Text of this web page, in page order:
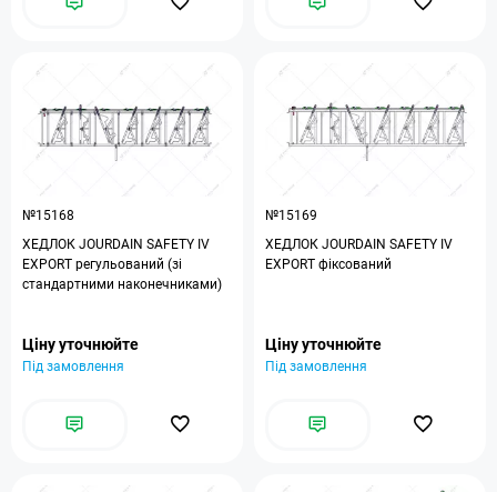
№15168
ХЕДЛОК JOURDAIN SAFETY IV
EXPORT регульований (зі
стандартними наконечниками)
Ціну уточнюйте
Під замовлення
№15169
ХЕДЛОК JOURDAIN SAFETY IV
EXPORT фіксований
Ціну уточнюйте
Під замовлення